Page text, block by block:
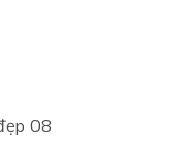
08